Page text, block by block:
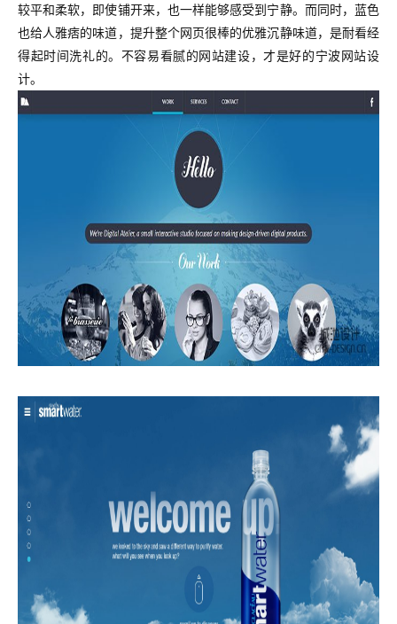
较平和柔软，即使铺开来，也一样能够感受到宁静。而同时，蓝色
也给人雅痞的味道，提升整个网页很棒的优雅沉静味道，是耐看经
得起时间洗礼的。不容易看腻的网站建设，才是好的宁波网站设
计。